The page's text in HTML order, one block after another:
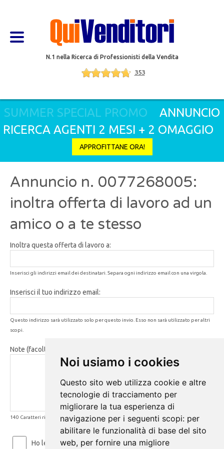
Noi usiamo i cookies
Questo sito web utilizza cookie e altre
tecnologie di tracciamento per
migliorare la tua esperienza di
navigazione per i seguenti scopi: per
abilitare le funzionalità di base del sito
web, per fornire una migliore
N.1 nella Ricerca di Professionisti della Vendita
353
SUMMER SPECIAL PROMO ANNUNCIO
RICERCA AGENTI 2 MESI + 2 OMAGGIO
APPROFITTANE ORA!
Annuncio n. 0077268005:
inoltra offerta di lavoro ad un
amico o a te stesso
Inoltra questa offerta di lavoro a:
Inserisci gli indirizzi email dei destinatari. Separa ogni indirizzo email con una virgola.
Inserisci il tuo indirizzo email:
Questo indirizzo sarà utilizzato solo per questo invio. Esso non sarà utilizzato per altri
scopi.
Note (facoltativo):
140 Caratteri rimanenti
Ho letto ed accetto leCondizioni d'usoe laPrivacy Policy